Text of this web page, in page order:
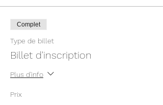
Complet
Type de billet
Billet d'inscription
Plus d'info
Prix